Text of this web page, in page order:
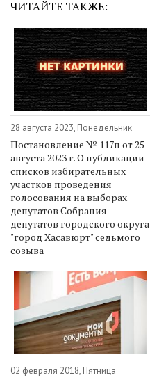
ЧИТАЙТЕ ТАКЖЕ:
28 августа 2023, Понедельник
Постановление № 117п от 25
августа 2023 г. О публикации
списков избирательных
участков проведения
голосования на выборах
депутатов Собрания
депутатов городского округа
"город Хасавюрт" седьмого
созыва
02 февраля 2018, Пятница